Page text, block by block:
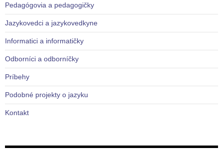
Pedagógovia a pedagogičky
Jazykovedci a jazykovedkyne
Informatici a informatičky
Odborníci a odborníčky
Príbehy
Podobné projekty o jazyku
Kontakt